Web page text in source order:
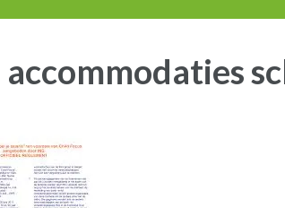
accommodaties